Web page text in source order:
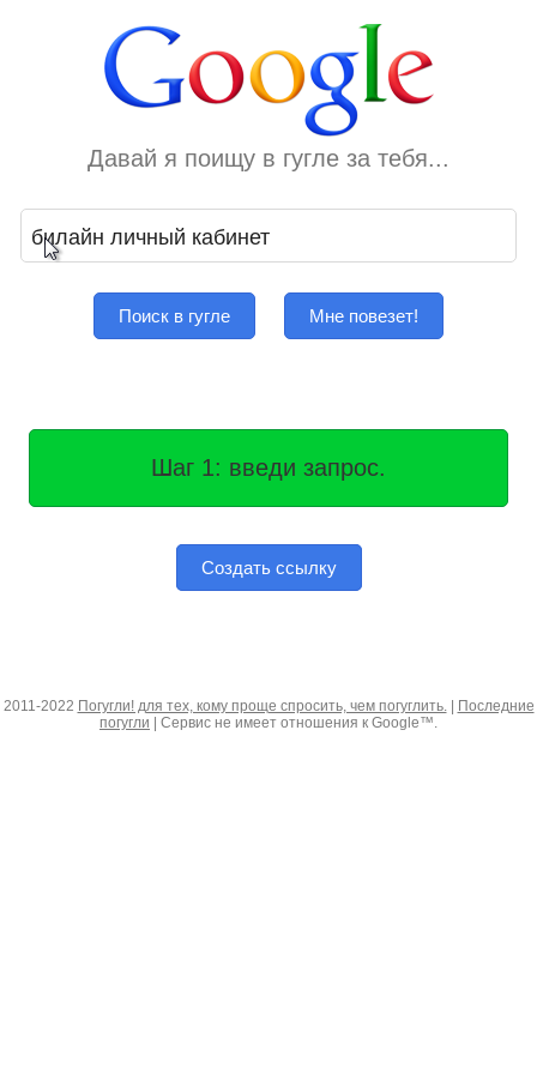
Давай я поищу в гугле за тебя...
Поиск в гугле Мне повезет!
Шаг 2: нажми кнопку.
Создать ссылку
2011-2022 Погугли! для тех, кому проще спросить, чем погуглить.|
Последние
погугли | Сервис не имеет отношения к Google™.